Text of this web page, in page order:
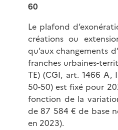
60
Le plafond
créations ou
qu’aux changements
franches urbaines-
TE) (CGI, art. 1466 A, I
50-50) est fixé pour
fonction de la
de 87 584 € de base
en 2023).